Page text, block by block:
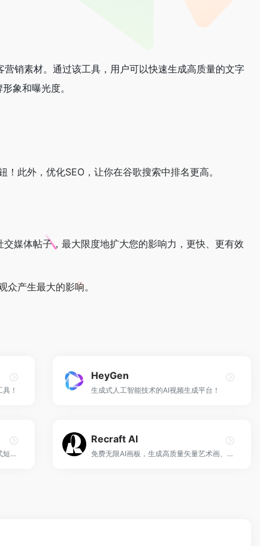
销素材。通过该工具，用户可以快速生成高质量的文字
象和曝光度。
！ 此外，优化SEO，让你在谷歌搜索中排名更高。
媒体帖子，最大限度地扩大您的影响力，更快、更有效
产生最大的影响。
！
HeyGen
生成式人工智能技术的AI视频生成平台！
AI驱动的视频制作工具，快速创建病毒式短视频。
Recraft AI
免费无限AI画板，生成高质量矢量艺术画、图标、3D图片和插画！